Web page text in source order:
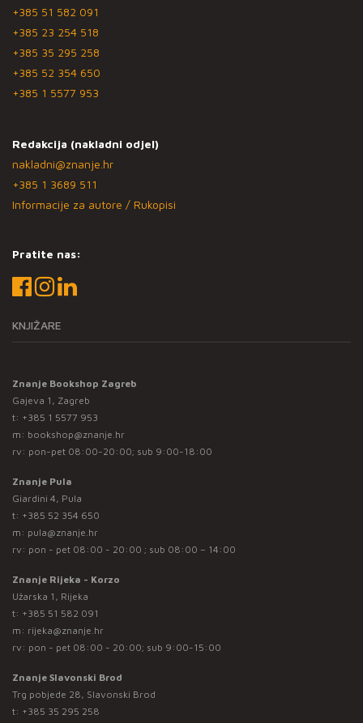
+385 51 582 091
+385 23 254 518
+385 35 295 258
+385 52 354 650
+385 1 5577 953
Redakcija (nakladni odjel)
nakladni@znanje.hr
+385 1 3689 511
Informacije za autore / Rukopisi
Pratite nas:
KNJIŽARE
Znanje Bookshop Zagreb
Gajeva 1, Zagreb
t: +385 1 5577 953
m: bookshop@znanje.hr
rv: pon-pet 08:00-20:00; sub 9:00-18:00
Znanje Pula
Giardini 4, Pula
t: +385 52 354 650
m: pula@znanje.hr
rv: pon - pet 08:00 - 20:00 ; sub 08:00 – 14:00
Znanje Rijeka - Korzo
Užarska 1, Rijeka
t: +385 51 582 091
m: rijeka@znanje.hr
rv: pon - pet 08:00 - 20:00; sub 9:00-15:00
Znanje Slavonski Brod
Trg pobjede 28, Slavonski Brod
t: +385 35 295 258